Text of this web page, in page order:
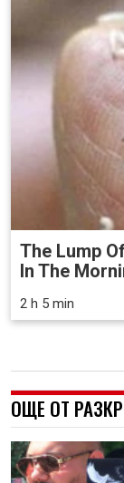
The Lump
In The
2 h 5 min
ОЩЕ ОТ